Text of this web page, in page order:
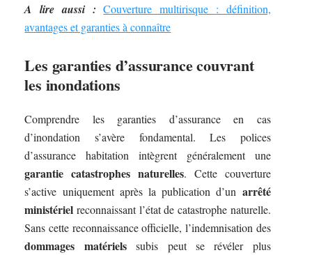
A lire aussi : Couverture multirisque : définition,
avantages et garanties à connaître
Les garanties d’assurance couvrant
les inondations
Comprendre les garanties d’assurance en cas
d’inondation s’avère fondamental. Les polices
d’assurance habitation intègrent généralement une
garantie catastrophes naturelles. Cette couverture
s’active uniquement après la publication d’un arrêté
ministériel reconnaissant l’état de catastrophe naturelle.
Sans cette reconnaissance officielle, l’indemnisation des
dommages matérielssubis peut se révéler plus